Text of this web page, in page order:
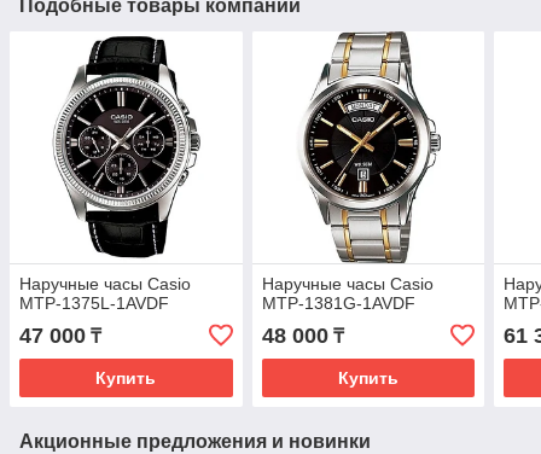
Подобные товары компании
Наручные часы Casio
MTP-1375L-1AVDF
47 000 ₸
Купить
Наручные часы Casio
MTP-1381G-1AVDF
48 000₸
Купить
61
Акционные предложения и новинки